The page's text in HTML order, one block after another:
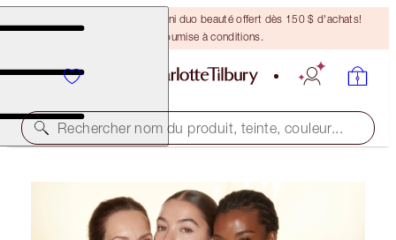
DERNIÈRE CHANCE ! Un mini duo beauté offert dès 150 $ d'achats!
Offre soumise à conditions.
Rechercher nom du produit, teinte, couleur...